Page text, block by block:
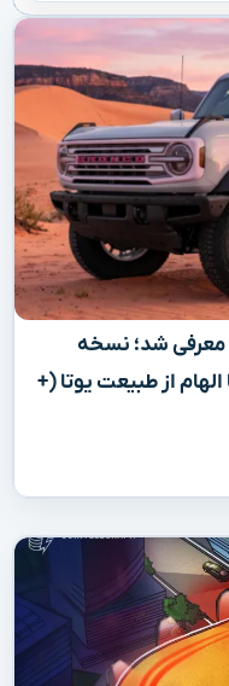
معرفی شد؛ نسخه
از طبیعت یوتا (+